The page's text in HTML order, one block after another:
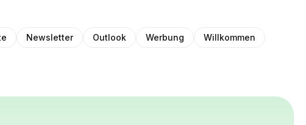
Newsletter Outlook Werbung Willkommen